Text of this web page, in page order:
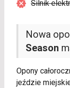
Nowa
Season
Opony
jeździe
Silnik